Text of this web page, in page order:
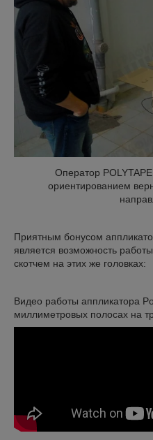
Оператор
ориентированием
Приятным бонусом
является возможность
скотчем на этих же головках:
Видео работы аппликатора
миллиметровых полосах на